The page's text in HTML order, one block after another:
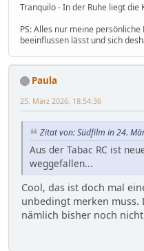
Tranquilo - In der Ruhe liegt die
PS: Alles nur meine
beeinflussen lässt und sich
Paula
25. März 2026, 18:54:36
Zitat von: Südfilm in 24.
Aus der Tabac RC ist
weggefallen...
Cool, das ist doch mal
unbedingt merken muss.
nämlich bisher noch